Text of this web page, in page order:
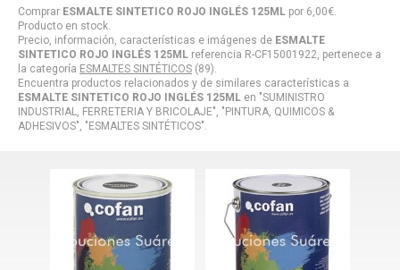
Comprar ESMALTE SINTETICO ROJO INGLÉS 125ML por 6,00€.
Producto en stock.
Precio, información, características e imágenes de ESMALTE
SINTETICO ROJO INGLÉS 125ML referencia R-CF15001922, pertenece a
la categoría ESMALTES SINTÉTICOS (89).
Encuentra productos relacionados y de similares características a
ESMALTE SINTETICO ROJO INGLÉS 125ML en "SUMINISTRO
INDUSTRIAL, FERRETERIA Y BRICOLAJE", "PINTURA, QUIMICOS &
ADHESIVOS", "ESMALTES SINTÉTICOS".